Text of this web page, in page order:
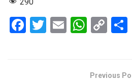
F
T
E
W
s
C
Li
Previous